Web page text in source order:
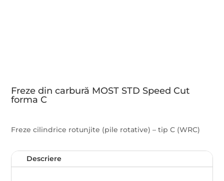
Freze din carbură MOST STD Speed ​​Cut
forma C
Freze cilindrice rotunjite (pile rotative) – tip C (WRC)
Descriere